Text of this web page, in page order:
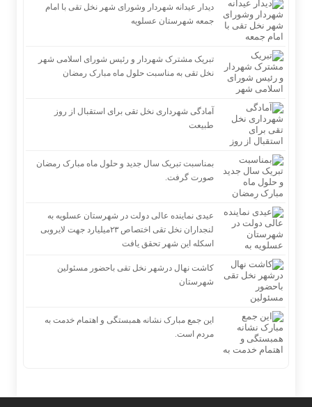
دیدار عیدانه شهردار وشورای شهر نخل تقی با امام
جمعه شهرستان عسلویه
تبریک مشترک شهردار و رئیس شورای اسلامی شهر
نخل تقی به مناسبت حلول ماه مبارک رمضان
آمادگی شهرداری نخل تقی برای استقبال از روز
طبیعت
بمناسبت تبریک سال جدید و حلول ماه مبارک رمضان
صورت گرفت.
عیدی نماینده عالی دولت در شهرستان عسلویه به
لنجداران نخل تقی اختصاص ۲۳میلیارد جهت لایروبی
اسکله این شهر تحقق یافت
کاشت نهال درشهر نخل تقی باحضور مسئولین
شهرستان
این جمع مبارک نشانه همبستگی و اهتمام خدمت به
مردم است.